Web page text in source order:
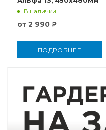
В наличии
от 2 990 ₽
ПОДРОБНЕЕ